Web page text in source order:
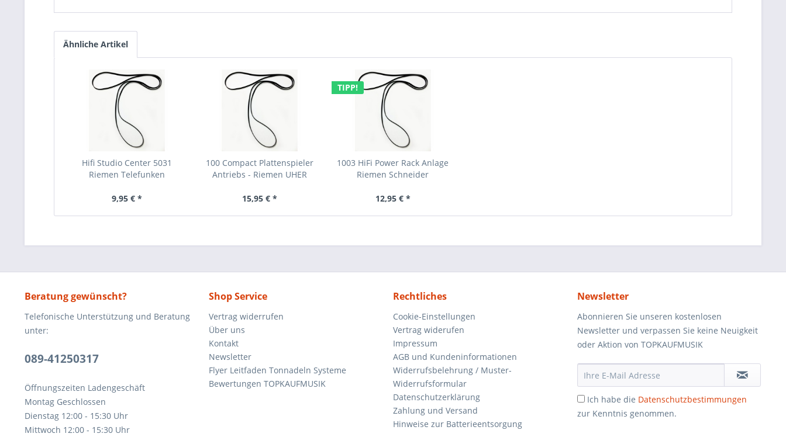
Ähnliche Artikel
Hifi Studio Center 5031
Riemen Telefunken
9,95 € *
100 Compact Plattenspieler
Antriebs - Riemen UHER
15,95 € *
TIPP!
1003 HiFi Power Rack Anlage
Riemen Schneider
12,95 € *
Beratung gewünscht?
Telefonische Unterstützung und Beratung
unter:
089-41250317
Öffnungszeiten Ladengeschäft
Montag Geschlossen
Dienstag 12:00 - 15:30 Uhr
Mittwoch 12:00 - 15:30 Uhr
Shop Service
Vertrag widerrufen
Über uns
Kontakt
Newsletter
Flyer Leitfaden Tonnadeln Systeme
Bewertungen TOPKAUFMUSIK
Rechtliches
Cookie-Einstellungen
Vertrag widerufen
Impressum
AGB und Kundeninformationen
Widerrufsbelehrung / Muster-
Widerrufsformular
Datenschutzerklärung
Zahlung und Versand
Hinweise zur Batterieentsorgung
Newsletter
Abonnieren Sie unseren kostenlosen
Newsletter und verpassen Sie keine Neuigkeit
oder Aktion von TOPKAUFMUSIK
Ich habe die Datenschutzbestimmungen
zur Kenntnis genommen.